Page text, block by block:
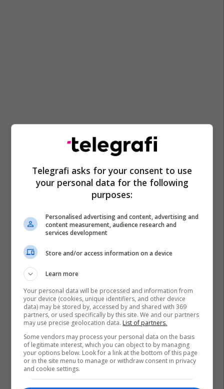
Telegrafi asks for your consent to use
your personal data for the following
purposes:
Personalised advertising and content, advertising and
content measurement, audience research and
services development
Store and/or access information on a device
Learn more
Your personal data will be processed and information from
your device (cookies, unique identifiers, and other device
data) may be stored by, accessed by and shared with 369
partners, or used specifically by this site. We and our partners
may use precise geolocation data. List of partners.
Some vendors may process your personal data on the basis
of legitimate interest, which you can object to by managing
your options below. Look for a link at the bottom of this page
or in the site menu to manage or withdraw consent in privacy
and cookie settings.